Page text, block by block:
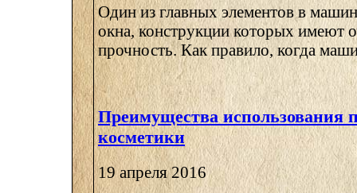
Один из главных элементов в
окна, конструкции которых имеют
прочность. Как правило, когда
Преимущества использования
косметики
19 апреля 2016